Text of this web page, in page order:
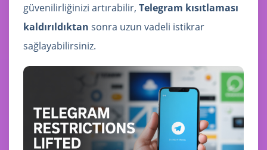
güvenilirliğinizi artırabilir, Telegram kısıtlaması
kaldırıldıktan sonra uzun vadeli istikrar
sağlayabilirsiniz.